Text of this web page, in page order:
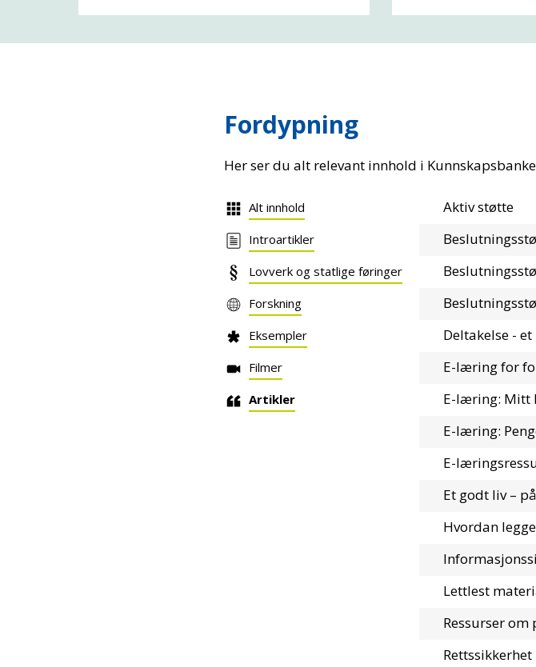
Fordypning
Her ser du alt relevant innhold i
Alt innhold
Introartikler
Lovverk og statlige føringer
Forskning
Eksempler
Filmer
Artikler
Aktiv støtte
Deltakelse -
E-læring for
E-læring: Mitt
E-læring:
E-
Et godt liv –
Hvordan
Lettlest
Ressurser